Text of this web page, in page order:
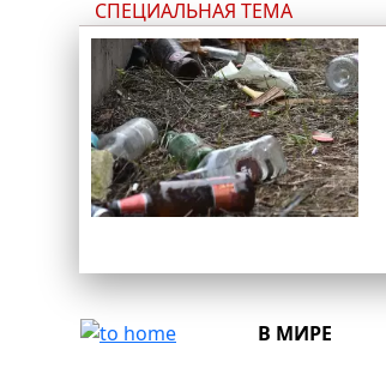
СПЕЦИАЛЬНАЯ ТЕМА
В МИРЕ